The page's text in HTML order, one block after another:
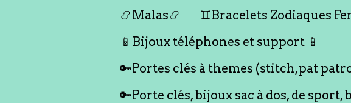
📿Malas📿
♊️Bracelets Zodiaques
📱Bijoux téléphones et support 📱
🔑Portes clés à themes (stitch,pat
🔑Porte clés, bijoux sac à dos, de